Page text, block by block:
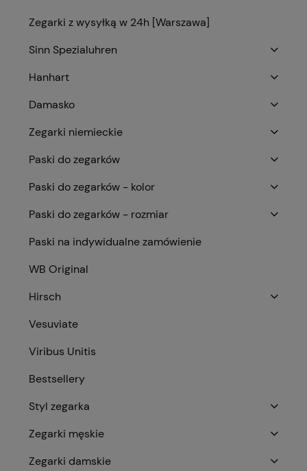
Zegarki z wysyłką w 24h [Warszawa]
Sinn Spezialuhren
Hanhart
Damasko
Zegarki niemieckie
Paski do zegarków
Paski do zegarków - kolor
Paski do zegarków - rozmiar
Paski na indywidualne zamówienie
WB Original
Hirsch
Vesuviate
Viribus Unitis
Bestsellery
Styl zegarka
Zegarki męskie
Zegarki damskie